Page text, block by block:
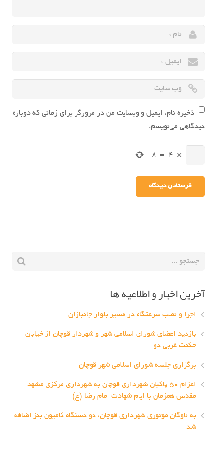
ذخیره نام، ایمیل و وبسایت من در مرورگر برای زمانی که دوباره
دیدگاهی می‌نویسم.
×
4
=
8
آخرین اخبار و اطلاعیه ها
اجرا و نصب سرعتگاه در مسیر بلوار جانبازان
بازدید اعضای شورای اسلامی شهر و شهردار قوچان از خیابان
حکمت غربی دو
برگزاری جلسه شورای اسلامی شهر قوچان
اعزام ۵۰ پاکبان شهرداری قوچان به شهرداری مرکزی مشهد
مقدس همزمان با ایام شهادت امام رضا (ع)
به ناوگان موتوری شهرداری قوچان، دو دستگاه کامیون بنز اضافه
شد